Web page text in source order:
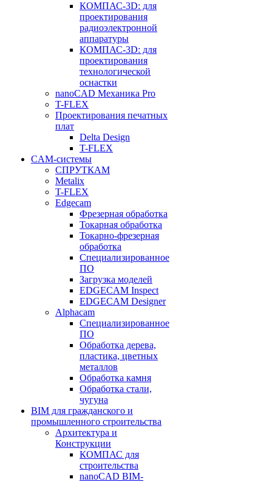
КОМПАС-3D: для
проектирования
радиоэлектронной
аппаратуры
КОМПАС-3D: для
проектирования
технологической
оснастки
nanoCAD Механика Pro
T-FLEX
Проектирования печатных
плат
Delta Design
T-FLEX
CAM-системы
СПРУТКAM
Metalix
T-FLEX
Edgecam
Фрезерная обработка
Токарная обработка
Токарно-фрезерная
обработка
Специализированное
ПО
Загрузка моделей
EDGECAM Inspect
EDGECAM Designer
Alphacam
Специализированное
ПО
Обработка дерева,
пластика, цветных
металлов
Обработка камня
Обработка стали,
чугуна
BIM для гражданского и
промышленного строительства
Архитектура и
Конструкции
КОМПАС для
строительства
nanoCAD BIM-